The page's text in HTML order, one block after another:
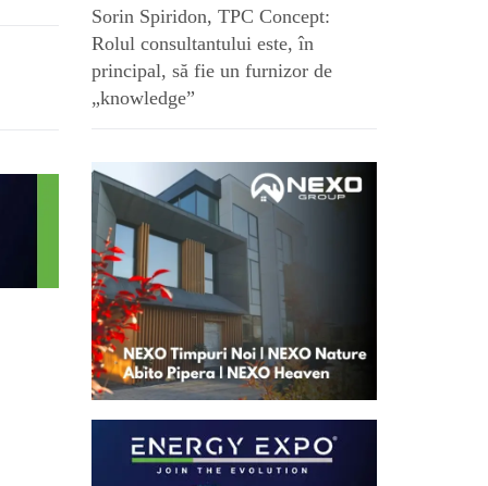
Sorin Spiridon, TPC Concept:
Rolul consultantului este, în
principal, să fie un furnizor de
„knowledge”